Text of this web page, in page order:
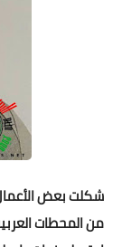
من المحطات